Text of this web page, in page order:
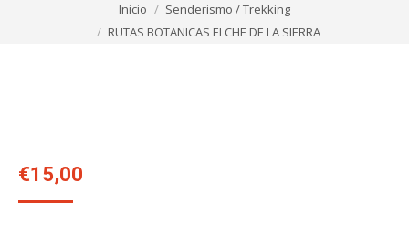
Inicio
Senderismo / Trekking
RUTAS BOTANICAS ELCHE DE LA SIERRA
€15,00